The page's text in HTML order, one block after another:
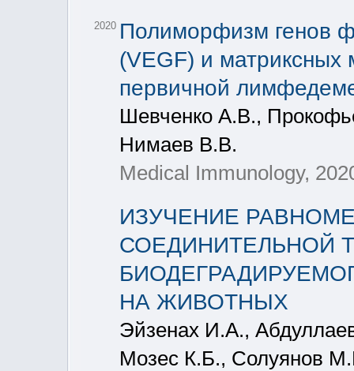
2020 Полиморфизм генов
(VEGF) и матриксных
первичной
Шевченко А.В.,
Нимаев В.В.
Medical Immunology,
ИЗУЧЕНИЕ
СОЕДИНИТЕЛЬНОЙ
НА ЖИВОТНЫХ
Эйзенах И.А.,
Мозес К.Б., Солуянов